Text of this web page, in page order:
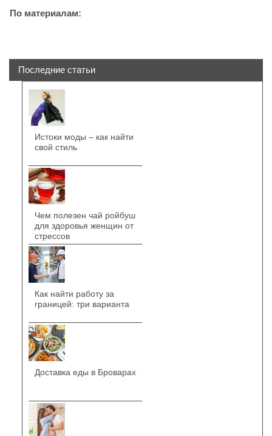
По материалам:
Последние статьи
Истоки моды – как найти
свой стиль
Чем полезен чай ройбуш
для здоровья женщин от
стрессов
Как найти работу за
границей: три варианта
Доставка еды в Броварах